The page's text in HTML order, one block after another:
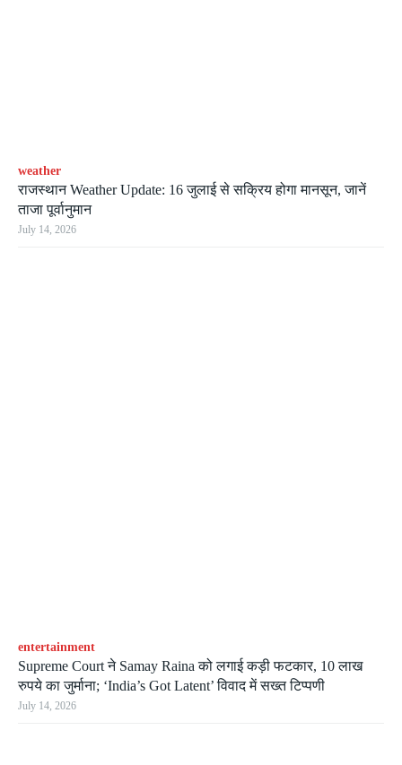
weather
राजस्थान Weather Update: 16 जुलाई से सक्रिय होगा मानसून, जानें
ताजा पूर्वानुमान
July 14, 2026
entertainment
Supreme Court ने Samay Raina को लगाई कड़ी फटकार, 10 लाख
रुपये का जुर्माना; ‘India’s Got Latent’ विवाद में सख्त टिप्पणी
July 14, 2026